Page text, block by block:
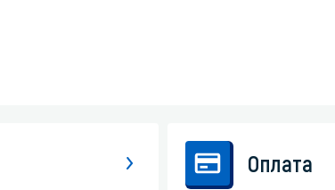
Оплата